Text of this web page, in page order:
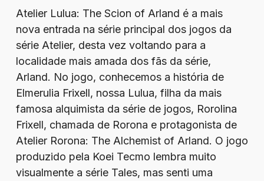
Atelier Lulua: The Scion of Arland é a mais
nova entrada na série principal dos jogos da
série Atelier, desta vez voltando para a
localidade mais amada dos fãs da série,
Arland. No jogo, conhecemos a história de
Elmerulia Frixell, nossa Lulua, filha da mais
famosa alquimista da série de jogos, Rorolina
Frixell, chamada de Rorona e protagonista de
Atelier Rorona: The Alchemist of Arland. O jogo
produzido pela Koei Tecmo lembra muito
visualmente a série Tales, mas senti uma